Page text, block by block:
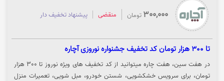
300,000 تومان منقضی پیشنهاد تخفیف دار
تا 300 هزار تومان کد تخفیف جشنواره نوروزی آچاره
در هفت سین، هفت چاره میتوانید از کد تخفیف های ویژه نوروز تا 300 هزار
تومان، برای سرویس خشکشویی، شستن خودرو، مبل شویی، تعمیرات منزل